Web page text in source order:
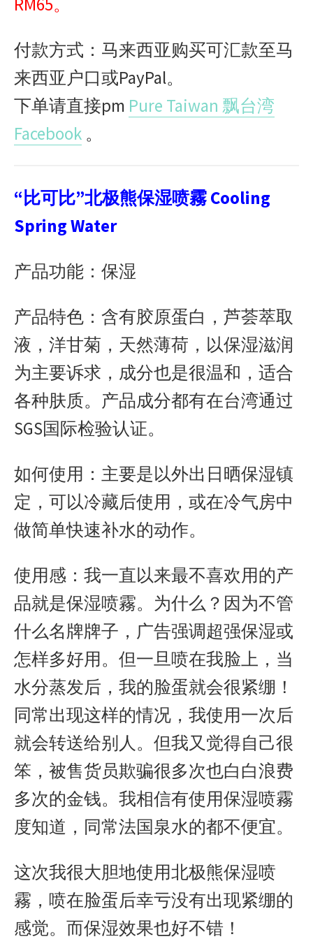
付款方式：马来西亚购买可汇款至马
来西亚户口或PayPal。
下单请直接pm Pure Taiwan 飘台湾
Facebook 。
“比可比”北极熊保湿喷霧 Cooling
Spring Water
产品功能：保湿
产品特色：含有胶原蛋白，芦荟萃取
液，洋甘菊，天然薄荷，以保湿滋润
为主要诉求，成分也是很温和，适合
各种肤质。产品成分都有在台湾通过
SGS国际检验认证。
如何使用：主要是以外出日晒保湿镇
定，可以冷藏后使用，或在冷气房中
做简单快速补水的动作。
使用感：我一直以来最不喜欢用的产
品就是保湿喷霧。为什么？因为不管
什么名牌牌子，广告强调超强保湿或
怎样多好用。但一旦喷在我脸上，当
水分蒸发后，我的脸蛋就会很紧绷！
同常出现这样的情况，我使用一次后
就会转送给别人。但我又觉得自己很
笨，被售货员欺骗很多次也白白浪费
多次的金钱。我相信有使用保湿喷霧
度知道，同常法国泉水的都不便宜。
这次我很大胆地使用北极熊保湿喷
霧，喷在脸蛋后幸亏没有出现紧绷的
感觉。而保湿效果也好不错！